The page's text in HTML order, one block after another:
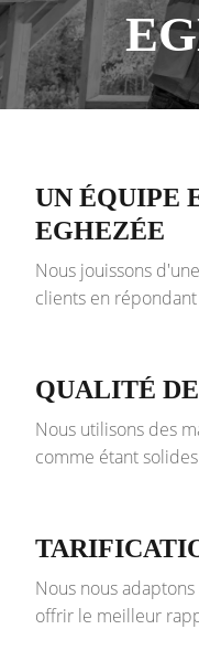
UN ÉQUIPE
EGHEZÉE
Nous jouissons
clients en
QUALITÉ
Nous utilisons des
comme étant
Nous nous
offrir le meilleur